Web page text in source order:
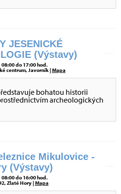
JESENICKÉ
(Výstavy)
08:00 do 17:00 hod.
centrum, Javorník |Mapa
bohatou historii
archeologických
Mikulovice -
(Výstavy)
08:00 do 16:00 hod.
Zlaté Hory |Mapa